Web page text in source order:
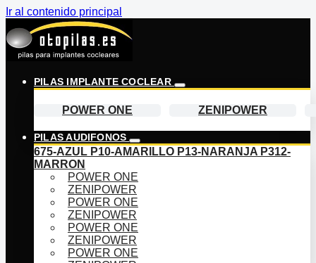
Ir al contenido principal
PILAS IMPLANTE COCLEAR
POWER ONE ZENIPOWER
PILAS AUDIFONOS
675-AZUL P10-AMARILLO P13-NARANJA P312-
MARRON
POWER ONE
ZENIPOWER
POWER ONE
ZENIPOWER
POWER ONE
ZENIPOWER
POWER ONE